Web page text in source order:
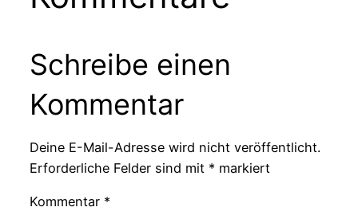
Schreibe einen
Kommentar
Deine E-Mail-Adresse wird nicht veröffentlicht.
Erforderliche Felder sind mit * markiert
Kommentar *